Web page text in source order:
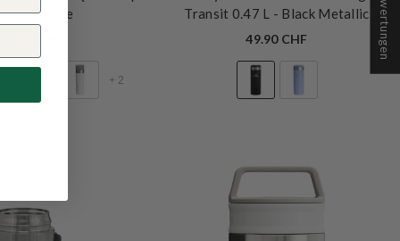
L- Azure
+ 2
Transit 0.47 L - Black Metallic
49.90 CHF